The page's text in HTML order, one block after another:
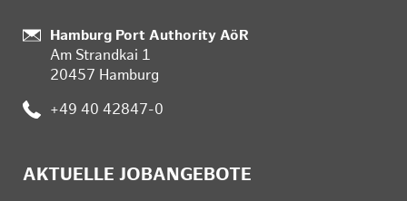
Standort:
Hamburg Port Authority AöR
Am Strandkai 1
20457 Hamburg
Telefon:
+49 40 42847-0
AKTUELLE JOBANGEBOTE